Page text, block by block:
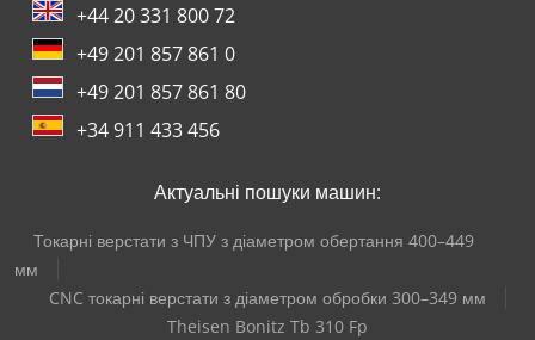
+44 20 331 800 72
+49 201 857 861 0
+49 201 857 861 80
+34 911 433 456
Актуальні пошуки машин:
Токарні верстати з ЧПУ з діаметром обертання 400–449
мм
CNC токарні верстати з діаметром обробки 300–349 мм
Theisen Bonitz Tb 310 Fp